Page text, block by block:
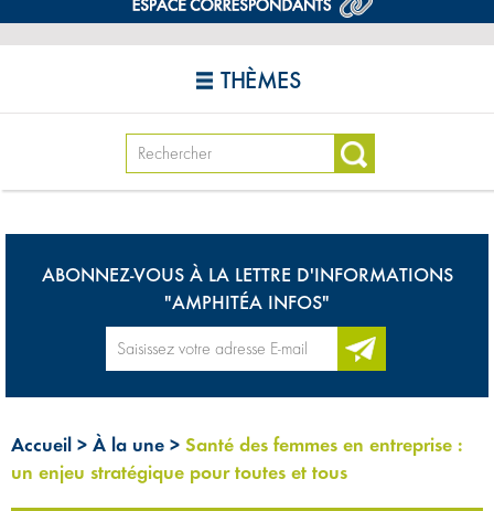
THÈMES
ABONNEZ-VOUS À LA LETTRE D'INFORMATIONS
"AMPHITÉA INFOS"
Accueil > À la une > Santé des femmes en entreprise :
un enjeu stratégique pour toutes et tous